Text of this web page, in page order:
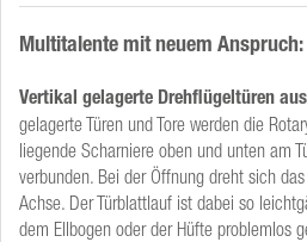
Multitalente mit neuem Anspruch:
Vertikal gelagerte Drehflügeltüren
gelagerte Türen und Tore werden die
liegende Scharniere oben und unten am
verbunden. Bei der Öffnung dreht sich
Achse. Der Türblattlauf ist dabei so
dem Ellbogen oder der Hüfte problemlos